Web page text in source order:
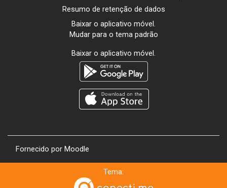
Resumo de retenção de dados
Baixar o aplicativo móvel.
Mudar para o tema padrão
Baixar o aplicativo móvel.
Fornecido por Moodle
Tema: